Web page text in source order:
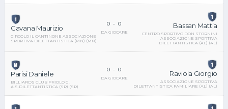
Cavana Maurizio
CIRCOLO IL CANTINONE ASSOCIAZIONE
SPORTIVA DILETTANTISTICA (MN) (MN)
0 - 0
DA GIOCARE
Bassan Mattia
CENTRO SPORTIVO DON STORNINI
ASSOCIAZIONE SPORTIVA
DILETTANTISTICA (AL) (AL)
Parisi Daniele
BILLIARDS CLUB PRIOLO G.
A.S.DILETTANTISTICA (SR) (SR)
0 - 0
DA GIOCARE
Raviola Giorgio
ASSOCIAZIONE SPORTIVA
DILETTANTISTICA FAMILIARE (AL) (AL)